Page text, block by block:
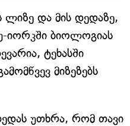
ლიზე და მის დედაზე,
იორკში ბიოლოგიას
ტეხასში
მიზეზებს
უთხრა, რომ თავი